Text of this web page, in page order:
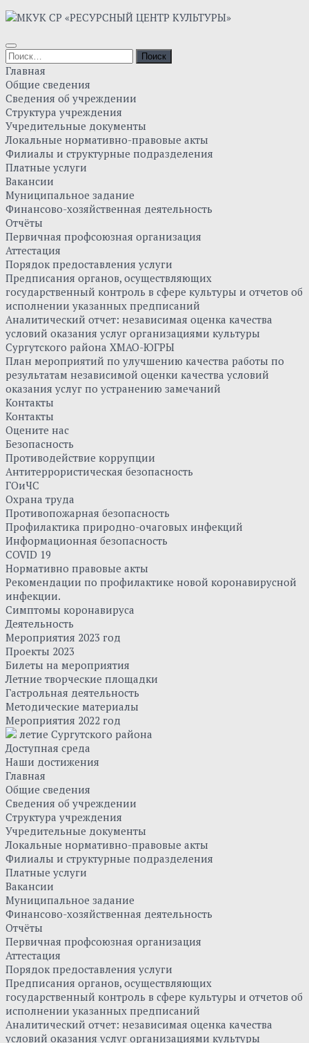
Skip
content
Найти:
Главная
Общие сведения
Сведения об учреждении
Структура учреждения
Учредительные документы
Локальные нормативно-правовые акты
Филиалы и структурные подразделения
Платные услуги
Вакансии
Муниципальное задание
Финансово-хозяйственная деятельность
Отчёты
Первичная профсоюзная организация
Аттестация
Порядок предоставления услуги
Предписания органов, осуществляющих
государственный контроль в сфере культуры и отчетов об
исполнении указанных предписаний
Аналитический отчет: независимая оценка качества
условий оказания услуг организациями культуры
Сургутского района ХМАО-ЮГРЫ
План мероприятий по улучшению качества работы по
результатам независимой оценки качества условий
оказания услуг по устранению замечаний
Контакты
Контакты
Оцените нас
Безопасность
Противодействие коррупции
Антитеррористическая безопасность
ГОиЧС
Охрана труда
Противопожарная безопасность
Профилактика природно-очаговых инфекций
Информационная безопасность
COVID 19
Нормативно правовые акты
Рекомендации по профилактике новой коронавирусной
инфекции.
Симптомы коронавируса
Деятельность
Мероприятия 2023 год
Проекты 2023
Билеты на мероприятия
Летние творческие площадки
Гастрольная деятельность
Методические материалы
Мероприятия 2022 год
летие Сургутского района
Доступная среда
Наши достижения
Главная
Общие сведения
Сведения об учреждении
Структура учреждения
Учредительные документы
Локальные нормативно-правовые акты
Филиалы и структурные подразделения
Платные услуги
Вакансии
Муниципальное задание
Финансово-хозяйственная деятельность
Отчёты
Первичная профсоюзная организация
Аттестация
Порядок предоставления услуги
Предписания органов, осуществляющих
государственный контроль в сфере культуры и отчетов об
исполнении указанных предписаний
Аналитический отчет: независимая оценка качества
условий оказания услуг организациями культуры